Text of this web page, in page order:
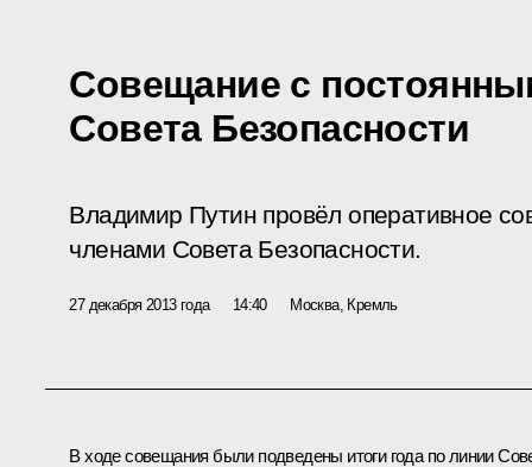
Совещание с
Совета Безопасности
Владимир Путин провёл оперативное
членами Совета Безопасности.
27 декабря 2013 года 14:40 Москва, Кремль
В ходе совещания были подведены итоги года по линии